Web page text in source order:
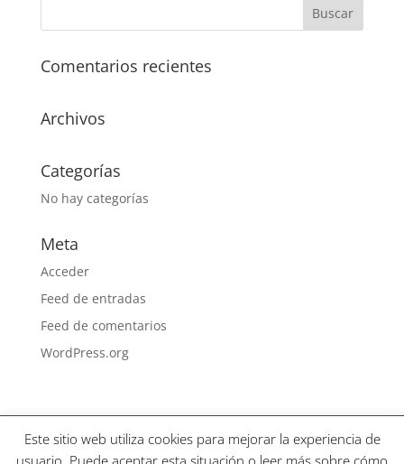
Comentarios recientes
Archivos
Categorías
No hay categorías
Meta
Acceder
Feed de entradas
Feed de comentarios
WordPress.org
Este sitio web utiliza cookies para mejorar la experiencia de
usuario. Puede aceptar esta situación o leer más sobre cómo